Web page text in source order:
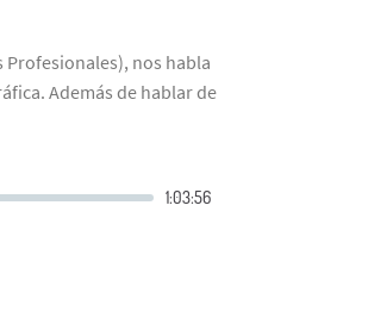
Profesionales), nos habla
Además de hablar de